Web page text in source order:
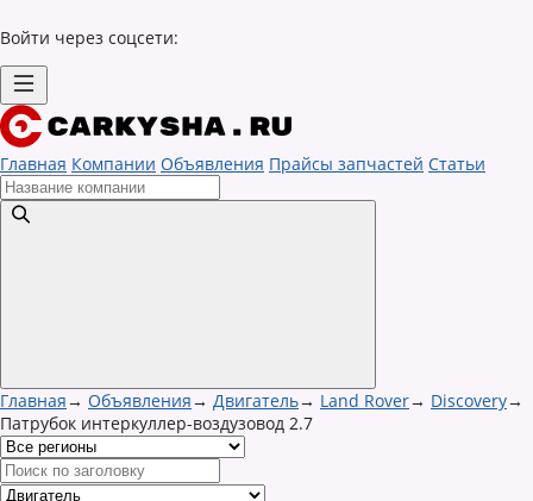
Войти через соцсети:
Главная Компании Объявления Прайсы запчастей Статьи
Главная→ Объявления→ Двигатель→ Land Rover→ Discovery→
Патрубок интеркуллер-воздузовод 2.7